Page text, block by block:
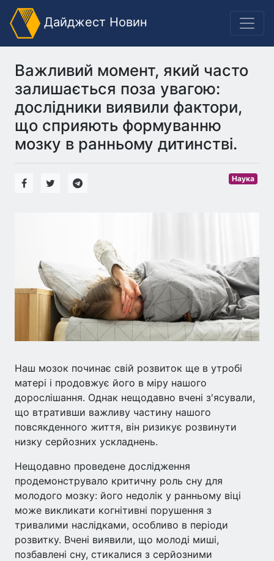
Дайджест Новин
Важливий момент, який часто
залишається поза увагою:
дослідники виявили фактори,
що сприяють формуванню
мозку в ранньому дитинстві.
Наука
Наш мозок починає свій розвиток ще в утробі
матері і продовжує його в міру нашого
дорослішання. Однак нещодавно вчені з'ясували,
що втративши важливу частину нашого
повсякденного життя, він ризикує розвинути
низку серйозних ускладнень.
Нещодавно проведене дослідження
продемонструвало критичну роль сну для
молодого мозку: його недолік у ранньому віці
може викликати когнітивні порушення з
тривалими наслідками, особливо в періоди
розвитку. Вчені виявили, що молоді миші,
позбавлені сну, стикалися з серйозними